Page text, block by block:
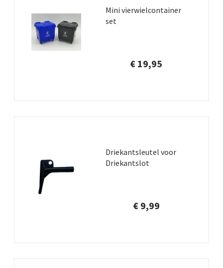
Mini vierwielcontainer
set
€ 19,95
Driekantsleutel voor
Driekantslot
€ 9,99